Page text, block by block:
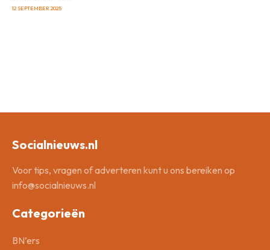
12 SEPTEMBER 2025
Socialnieuws.nl
Voor tips, vragen of adverteren kunt u ons bereiken op
info@socialnieuws.nl
Categorieën
BN’ers